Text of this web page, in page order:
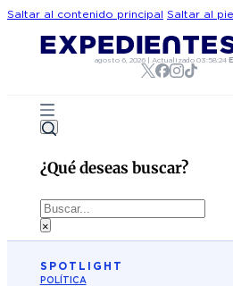
Saltar al contenido principal Saltar al
agosto 6, 2026 |Actualizado03:58:24
¿Qué deseas buscar?
Buscar
×
SPOTLIGHT
POLÍTICA